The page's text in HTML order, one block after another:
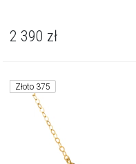
2 390 zł
Złoto 375